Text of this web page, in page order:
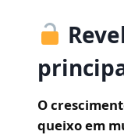
O
queixo em